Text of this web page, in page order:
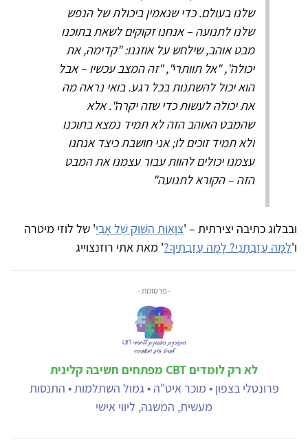
שלנו בעולם. כדי שנאמין ביכולת של הנפש
שלנו לתנועה – אנחנו זקוקים לשאת בתוכנו
מבט אוהב, שילחש על אוזננו: "קדימה, את
יכולה", "אל תוותרי", "זה המצב עכשיו – אבל
הוא יכול להשתנות בכל רגע. בואי נראה מה
את יכולה לעשות כדי שזה יקרה". אלא
שהמבט האוהב הזה לא תמיד נמצא בתוכנו
ולא תמיד זוכים לו; אני חושבת כיצד אנחנו
עצמנו יכולים להוות עבור עצמנו את המבט
הזה – הקורא לתנועה"
ובבלוג כתיבה יצירתית – 'צַוָּאוֹת הַשּׁוּק שֶׁל אָבִי' של לוזי מיטרה
ו'לָמָּה עֲזַבְתָּנִי? לָמָּה עֲזַבְתִּיךָ?' מאת אתי רוזנצוייג
- פרסומת -
לא רק לומדים CBT מפתחים חשיבה קלינית
פרונטלי בצפון • מוכר איט"ה • גמול השתלמות • התנסות
מעשית, המשגה, ליווי אישי